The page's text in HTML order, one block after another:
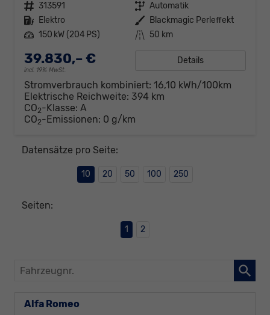
Fahrzeugnr. 313591 Getriebe Automatik
Kraftstoff Elektro Außenfarbe Blackmagic Perleffekt
Leistung 150 kW (204 PS) Kilometerstand 50 km
39.830,– €
incl. 19% MwSt.
Details
Stromverbrauch kombiniert: 16,10 kWh/100km
Elektrische Reichweite: 394 km
CO2-Klasse: A
CO2-Emissionen: 0 g/km
Datensätze pro Seite:
10 20 50 100 250
Seiten:
1 2
Fahrzeugnr.
Alfa Romeo